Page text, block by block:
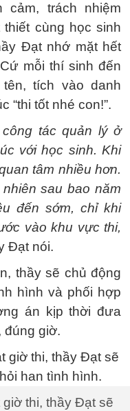
cảm, trách nhiệm
cùng học sinh
Đạt nhớ mặt hết
mỗi thí sinh đến
tích vào danh
“thi tốt nhé con!”.
tác quản lý ở
với học sinh. Khi
tâm nhiều hơn.
sau bao năm
đến sớm, chỉ khi
vào khu vực thi,
Đạt nói.
thầy sẽ chủ động
hình và phối hợp
án kịp thời đưa
đúng giờ.
thi, thầy Đạt sẽ